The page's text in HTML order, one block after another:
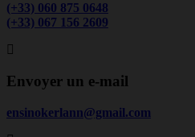
(+33) 060 875 0648
(+33) 067 156 2609
Envoyer un e-mail
ensinokerlann@gmail.com